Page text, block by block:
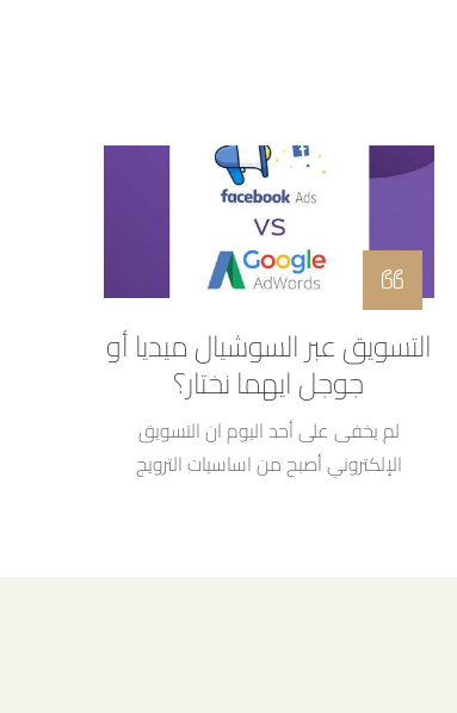
التسويق عبر السوشيال ميديا أو
جوجل ايهما نختار؟
لم يخفى على أحد اليوم ان التسويق
الإلكتروني أصبح من اساسيات الترويج